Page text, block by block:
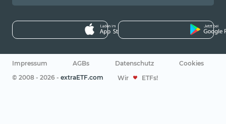
Impressum AGBs Datenschutz
Cookies
© 2008 - 2026 - extraETF.com Wir ETFs!